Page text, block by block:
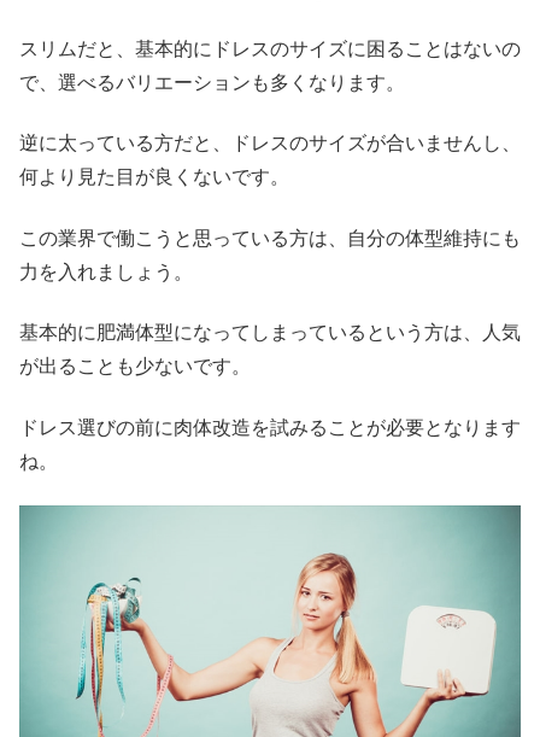
スリムだと、基本的にドレスのサイズに困ることはないの
で、選べるバリエーションも多くなります。
逆に太っている方だと、ドレスのサイズが合いませんし、
何より見た目が良くないです。
この業界で働こうと思っている方は、自分の体型維持にも
力を入れましょう。
基本的に肥満体型になってしまっているという方は、人気
が出ることも少ないです。
ドレス選びの前に肉体改造を試みることが必要となります
ね。